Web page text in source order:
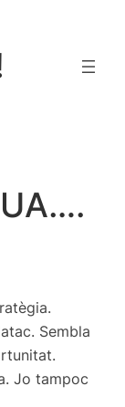
Sembla
Jo tampoc